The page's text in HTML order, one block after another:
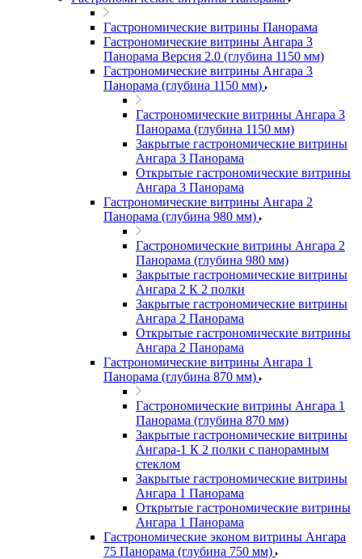
Гастрономические витрины Панорама
Гастрономические витрины Ангара 3
Панорама Версия 2.0 (глубина 1150 мм)
Гастрономические витрины Ангара 3
Панорама (глубина 1150 мм)
Гастрономические витрины Ангара 3
Панорама (глубина 1150 мм)
Закрытые гастрономические витрины
Ангара 3 Панорама
Открытые гастрономические витрины
Ангара 3 Панорама
Гастрономические витрины Ангара 2
Панорама (глубина 980 мм)
Гастрономические витрины Ангара 2
Панорама (глубина 980 мм)
Закрытые гастрономические витрины
Ангара 2 К 2 полки
Закрытые гастрономические витрины
Ангара 2 Панорама
Открытые гастрономические витрины
Ангара 2 Панорама
Гастрономические витрины Ангара 1
Панорама (глубина 870 мм)
Гастрономические витрины Ангара 1
Панорама (глубина 870 мм)
Закрытые гастрономические витрины
Ангара-1 К 2 полки с панорамным
стеклом
Закрытые гастрономические витрины
Ангара 1 Панорама
Открытые гастрономические витрины
Ангара 1 Панорама
Гастрономические эконом витрины Ангара
75 Панорама (глубина 750 мм)